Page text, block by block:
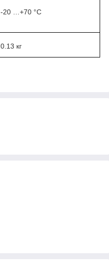
-20 …+70 °C
0.13 кг